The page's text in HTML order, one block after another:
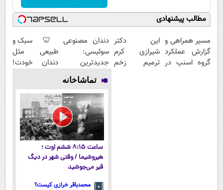
مطالب پیشنهادی
مسیر همراهی و
گزارش عملکرد
گروه اسنپ در
این دکتر
شیرازی کرم
ترمیم زخم
دندان مصنوعی
سوئیسی:
جدیدترین
فناوری اروپا،
سبک و مقاوم |
پرداخت قسطی
🦷 سبک و
طبیعی مثل
دندان خودت!
اقساطی 💳 📍
تهران
تماشاخانه
ساعت ۸:۱۵ ششم اوت ؛
هیروشیما / وقتی شهر در دیگ
قیر می‌جوشید
محمدباقر خرازی کیست؟